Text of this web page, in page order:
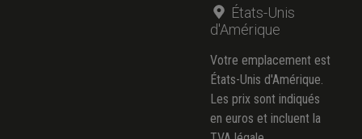
États-Unis
d'Amérique
Votre emplacement est
États-Unis d'Amérique.
Les prix sont indiqués
en euros et incluent la